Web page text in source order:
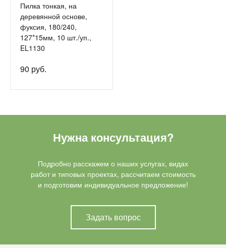
Пилка тонкая, на
деревянной основе,
фуксия, 180/240,
127*15мм, 10 шт./уп.,
EL1130
90 руб.
Нужна консультация?
Подробно расскажем о наших услугах, видах
работ и типовых проектах, рассчитаем стоимость
и подготовим индивидуальное предложение!
Задать вопрос